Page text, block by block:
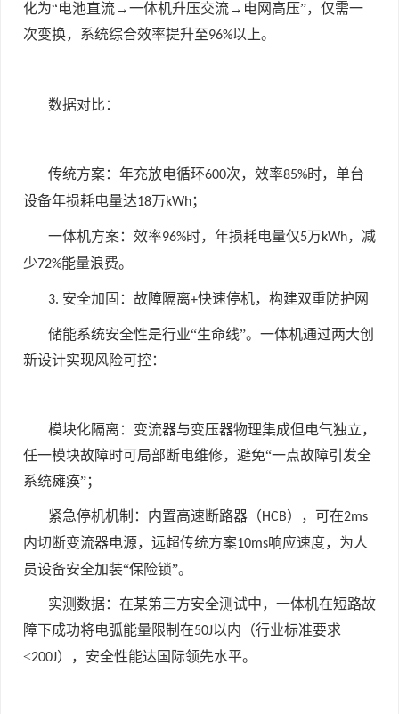
化为“电池直流→一体机升压交流→电网高压”，仅需一
次变换，系统综合效率提升至96%以上。
数据对比：
传统方案：年充放电循环600次，效率85%时，单台
设备年损耗电量达18万kWh；
一体机方案：效率96%时，年损耗电量仅5万kWh，减
少72%能量浪费。
3. 安全加固：故障隔离+快速停机，构建双重防护网
储能系统安全性是行业“生命线”。一体机通过两大创
新设计实现风险可控：
模块化隔离：变流器与变压器物理集成但电气独立，
任一模块故障时可局部断电维修，避免“一点故障引发全
系统瘫痪”；
紧急停机机制：内置高速断路器（HCB），可在2ms
内切断变流器电源，远超传统方案10ms响应速度，为人
员设备安全加装“保险锁”。
实测数据：在某第三方安全测试中，一体机在短路故
障下成功将电弧能量限制在50J以内（行业标准要求
≤200J），安全性能达国际领先水平。